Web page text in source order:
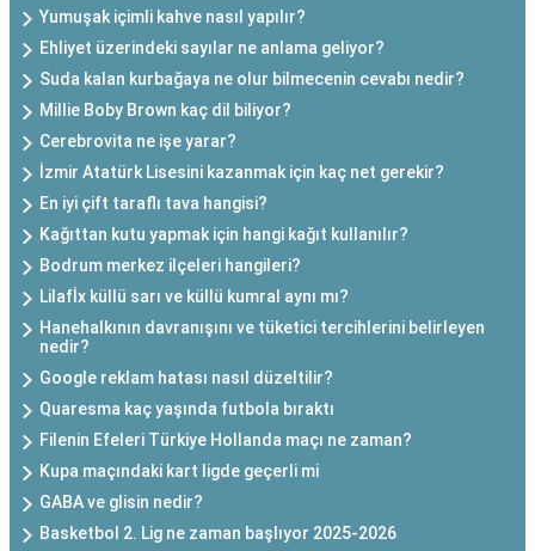
Yumuşak içimli kahve nasıl yapılır?
Ehliyet üzerindeki sayılar ne anlama geliyor?
Suda kalan kurbağaya ne olur bilmecenin cevabı nedir?
Millie Boby Brown kaç dil biliyor?
Cerebrovita ne işe yarar?
İzmir Atatürk Lisesini kazanmak için kaç net gerekir?
En iyi çift taraflı tava hangisi?
Kağıttan kutu yapmak için hangi kağıt kullanılır?
Bodrum merkez ilçeleri hangileri?
Lilafİx küllü sarı ve küllü kumral aynı mı?
Hanehalkının davranışını ve tüketici tercihlerini belirleyen
nedir?
Google reklam hatası nasıl düzeltilir?
Quaresma kaç yaşında futbola bıraktı
Filenin Efeleri Türkiye Hollanda maçı ne zaman?
Kupa maçındaki kart ligde geçerli mi
GABA ve glisin nedir?
Basketbol 2. Lig ne zaman başlıyor 2025-2026